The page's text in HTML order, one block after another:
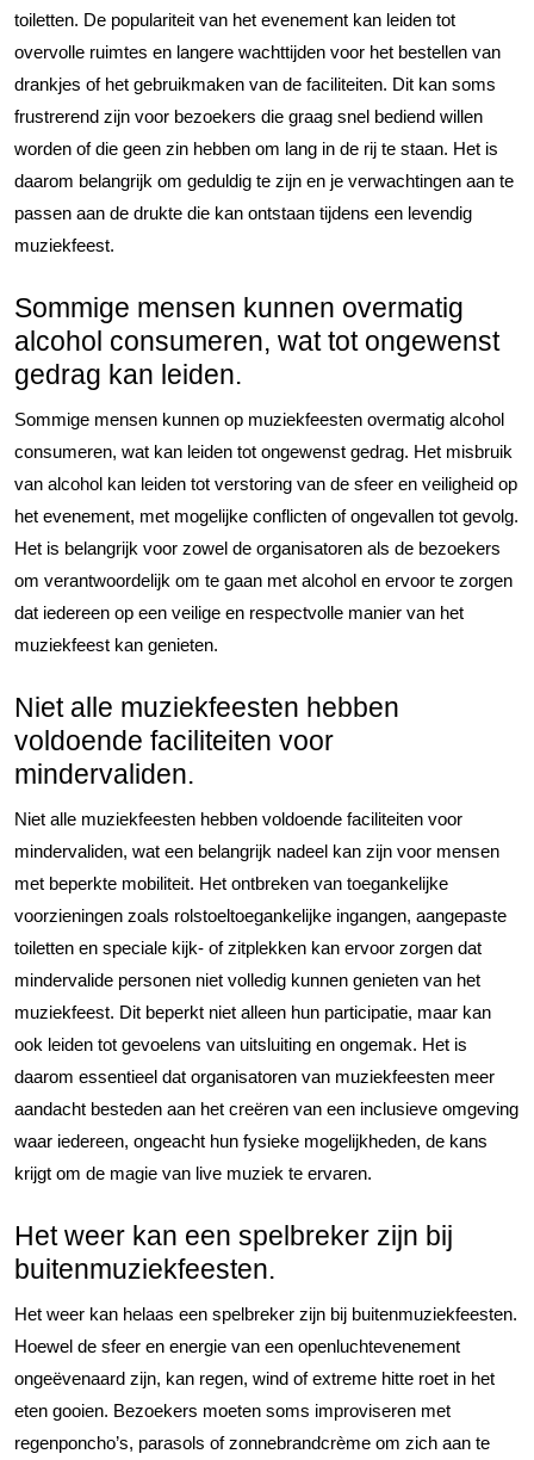
toiletten. De populariteit van het evenement kan leiden tot
overvolle ruimtes en langere wachttijden voor het bestellen van
drankjes of het gebruikmaken van de faciliteiten. Dit kan soms
frustrerend zijn voor bezoekers die graag snel bediend willen
worden of die geen zin hebben om lang in de rij te staan. Het is
daarom belangrijk om geduldig te zijn en je verwachtingen aan te
passen aan de drukte die kan ontstaan tijdens een levendig
muziekfeest.
Sommige mensen kunnen overmatig
alcohol consumeren, wat tot ongewenst
gedrag kan leiden.
Sommige mensen kunnen op muziekfeesten overmatig alcohol
consumeren, wat kan leiden tot ongewenst gedrag. Het misbruik
van alcohol kan leiden tot verstoring van de sfeer en veiligheid op
het evenement, met mogelijke conflicten of ongevallen tot gevolg.
Het is belangrijk voor zowel de organisatoren als de bezoekers
om verantwoordelijk om te gaan met alcohol en ervoor te zorgen
dat iedereen op een veilige en respectvolle manier van het
muziekfeest kan genieten.
Niet alle muziekfeesten hebben
voldoende faciliteiten voor
mindervaliden.
Niet alle muziekfeesten hebben voldoende faciliteiten voor
mindervaliden, wat een belangrijk nadeel kan zijn voor mensen
met beperkte mobiliteit. Het ontbreken van toegankelijke
voorzieningen zoals rolstoeltoegankelijke ingangen, aangepaste
toiletten en speciale kijk- of zitplekken kan ervoor zorgen dat
mindervalide personen niet volledig kunnen genieten van het
muziekfeest. Dit beperkt niet alleen hun participatie, maar kan
ook leiden tot gevoelens van uitsluiting en ongemak. Het is
daarom essentieel dat organisatoren van muziekfeesten meer
aandacht besteden aan het creëren van een inclusieve omgeving
waar iedereen, ongeacht hun fysieke mogelijkheden, de kans
krijgt om de magie van live muziek te ervaren.
Het weer kan een spelbreker zijn bij
buitenmuziekfeesten.
Het weer kan helaas een spelbreker zijn bij buitenmuziekfeesten.
Hoewel de sfeer en energie van een openluchtevenement
ongeëvenaard zijn, kan regen, wind of extreme hitte roet in het
eten gooien. Bezoekers moeten soms improviseren met
regenponcho’s, parasols of zonnebrandcrème om zich aan te